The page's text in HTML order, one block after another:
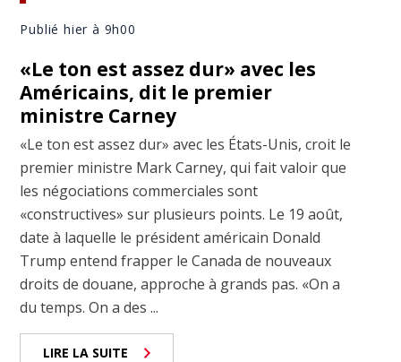
Publié hier à 9h00
«Le ton est assez dur» avec les
Américains, dit le premier
ministre Carney
«Le ton est assez dur» avec les États-Unis, croit le
premier ministre Mark Carney, qui fait valoir que
les négociations commerciales sont
«constructives» sur plusieurs points. Le 19 août,
date à laquelle le président américain Donald
Trump entend frapper le Canada de nouveaux
droits de douane, approche à grands pas. «On a
du temps. On a des ...
LIRE LA SUITE